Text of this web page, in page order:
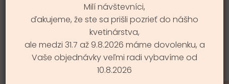
KYTICA PREKVAP MA!
Milí návštevníci,
ďakujeme, že ste sa prišli pozrieť do nášho
kvetinárstva,
ale medzi 31.7 až 9.8.2026 máme dovolenku, a
Vaše objednávky veľmi radi vybavíme od
10.8.2026